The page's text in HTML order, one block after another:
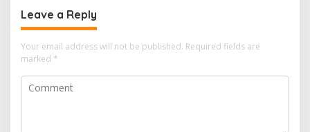
Leave a Reply
Your email address will not be published. Required fields are
marked *